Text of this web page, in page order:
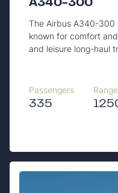
A340-300
The Airbus A340-300
known for comfort
and leisure long-haul
Passengers
335